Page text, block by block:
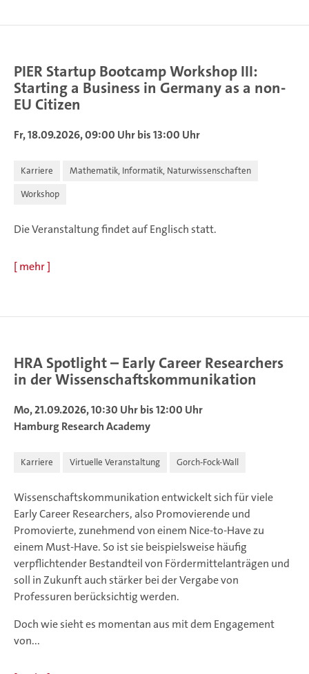
PIER Startup Bootcamp Workshop III:
Starting a Business in Germany as a non-
EU Citizen
Fr, 18.09.2026, 09:00 Uhr bis 13:00 Uhr
Karriere
Mathematik, Informatik, Naturwissenschaften
Workshop
Die Veranstaltung findet auf Englisch statt.
[mehr]
HRA Spotlight – Early Career Researchers
in der Wissenschaftskommunikation
Mo, 21.09.2026, 10:30 Uhr bis 12:00 Uhr
Hamburg Research Academy
Karriere Virtuelle Veranstaltung Gorch-Fock-Wall
Wissenschaftskommunikation entwickelt sich für viele
Early Career Researchers, also Promovierende und
Promovierte, zunehmend von einem Nice-to-Have zu
einem Must-Have. So ist sie beispielsweise häufig
verpflichtender Bestandteil von Fördermittelanträgen und
soll in Zukunft auch stärker bei der Vergabe von
Professuren berücksichtig werden.
Doch wie sieht es momentan aus mit dem Engagement
von...